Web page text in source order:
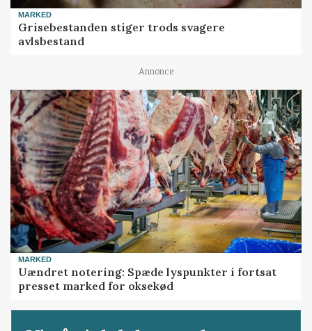
MARKED
Grisebestanden stiger trods svagere
avlsbestand
Annonce
MARKED
Uændret notering: Spæde lyspunkter i fortsat
presset marked for oksekød